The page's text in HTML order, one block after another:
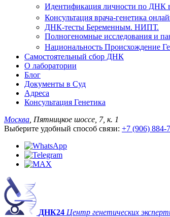
Идентификация личности по ДНК в
Консультация врача-генетика
ДНК-тесты Беременным. НИПТ.
Полногеномные исследования и
Национальность Происхождение
Самостоятельный сбор ДНК
О лаборатории
Блог
Документы в Суд
Адреса
Консультация Генетика
Москва , Пятницкое шоссе, 7, к. 1
Выберите удобный способ связи: +7 (906) 884-
ДНК24 Центр генетических